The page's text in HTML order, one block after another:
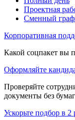
Проектная
Сменный
Корпоративная
Какой соцпакет вы
Оформляйте
Проверяйте
документы без
Ускорьте подбор в 2